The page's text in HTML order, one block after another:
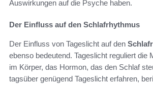
Auswirkungen auf die Psyche haben.
Der Einfluss auf den Schlafrhythmus
Der Einfluss von Tageslicht auf den
ebenso bedeutend. Tageslicht reguliert die
im Körper, das Hormon, das den Schlaf
tagsüber genügend Tageslicht erfahren,